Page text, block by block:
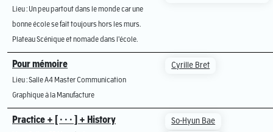
Lieu : Un peu partout dans le monde car une
bonne école se fait toujours hors les murs.
Plateau Scénique et nomade dans l'école.
Pour mémoire
Lieu : Salle A4 Master Communication
Graphique à la Manufacture
Cyrille Bret
Practice + [ · · · ] + History So-Hyun Bae